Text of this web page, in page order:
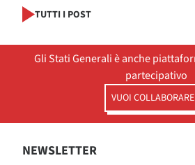
TUTTI I POST
Gli Stati Generali è anche
partecipativo
VUOI
NEWSLETTER